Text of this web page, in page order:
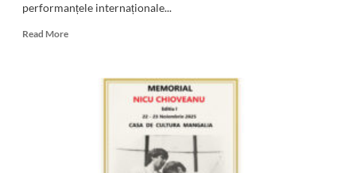
performanțele internaționale...
Read MoreRead
Andreea